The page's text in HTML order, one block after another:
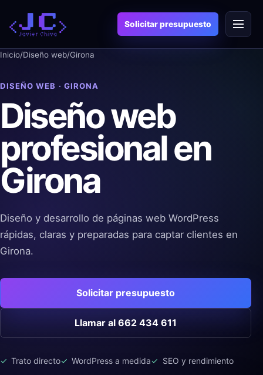
contenido
Solicitar presupuesto
Inicio/Diseño web/Girona
DISEÑO WEB · GIRONA
Diseño web
profesional en
Girona
Diseño y desarrollo de páginas web WordPress
rápidas, claras y preparadas para captar clientes en
Girona.
Solicitar presupuesto
Llamar al 662 434 611
Trato directo WordPress a medida SEO y rendimiento